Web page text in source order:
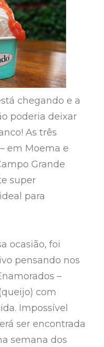
chegando e a
poderia deixar
As três
em Moema e
Grande
super
para
ocasião, foi
pensando nos
–
com
Impossível
ser encontrada
semana dos